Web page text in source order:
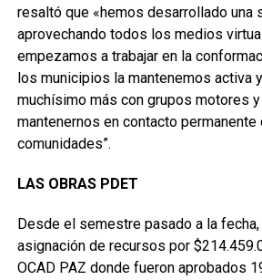
resaltó que «hemos desarrollado una
aprovechando todos los medios
empezamos a trabajar en la
los municipios la mantenemos activa
muchísimo más con grupos motores
mantenernos en contacto permanente
comunidades”.
LAS OBRAS PDET
Desde el semestre pasado a la
asignación de recursos por
OCAD PAZ donde fueron aprobados